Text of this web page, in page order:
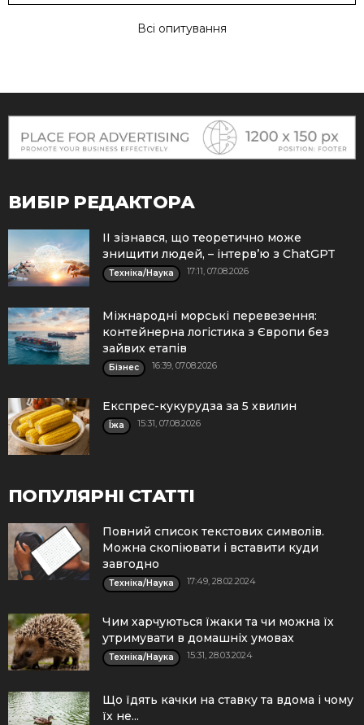
Всі опитування
ВИБІР РЕДАКТОРА
ІІ зізнався, що теоретично може
знищити людей, – інтерв’ю з ChatGPT
Техніка/Наука 17:11, 07.08.2026
Міжнародні морські перевезення:
контейнерна логістика з Європи без
зайвих етапів
Бізнес 16:39, 07.08.2026
Експрес-кукурудза за 5 хвилин
Їжа 15:31, 07.08.2026
ПОПУЛЯРНІ СТАТТІ
Повний список текстових символів.
Можна скопіювати і вставити куди
завгодно
Техніка/Наука 17:49, 28.02.2024
Чим харчуються їжаки та чи можна їх
утримувати в домашніх умовах
Техніка/Наука 15:31, 28.03.2024
Що їдять качки на ставку та вдома і чому
їх не...